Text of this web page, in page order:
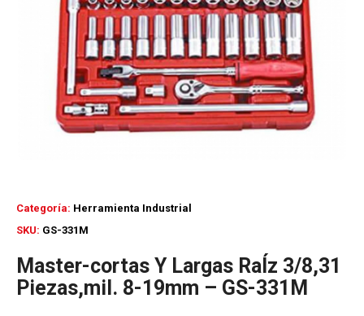
SKU: GS-331M
Categoría: Herramienta Industrial
Master-cortas Y Largas RaÍz 3/8,31
Piezas,mil. 8-19mm – GS-331M